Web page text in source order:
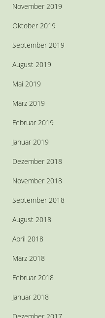
November 2019
Oktober 2019
September 2019
August 2019
Mai 2019
März 2019
Februar 2019
Januar 2019
Dezember 2018
November 2018
September 2018
August 2018
April 2018
März 2018
Februar 2018
Januar 2018